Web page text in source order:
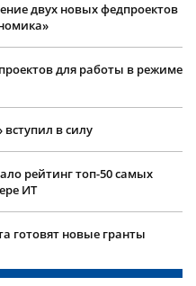
двух новых федпроектов
для работы в режиме
в силу
рейтинг топ-50 самых
ИТ
готовят новые гранты